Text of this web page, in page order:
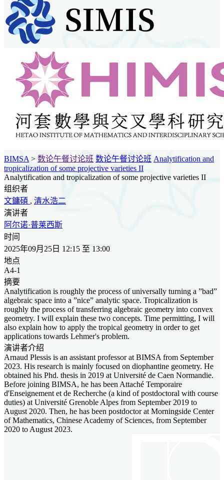
BIMSA > 数论午餐讨论班 数论午餐讨论班 Analytification and
tropicalization of some projective varieties II
Analytification and tropicalization of some projective varieties II
组织者
文鏞碩 , 清水浩二
演讲者
阿尔诺·普莱西斯
时间
2025年09月25日 12:15 至 13:00
地点
A4-1
摘要
Analytification is roughly the process of universally turning a ”bad”
algebraic space into a ”nice” analytic space. Tropicalization is
roughly the process of transferring algebraic geometry into convex
geometry. I will explain these two concepts. Time permitting, I will
also explain how to apply the tropical geometry in order to get
applications towards Lehmer's problem.
演讲者介绍
Arnaud Plessis is an assistant professor at BIMSA from September
2023. His research is mainly focused on diophantine geometry. He
obtained his Phd. thesis in 2019 at Université de Caen Normandie.
Before joining BIMSA, he has been Attaché Temporaire
d'Enseignement et de Recherche (a kind of postdoctoral with course
duties) at Université Grenoble Alpes from September 2019 to
August 2020. Then, he has been postdoctor at Morningside Center
of Mathematics, Chinese Academy of Sciences, from September
2020 to August 2023.